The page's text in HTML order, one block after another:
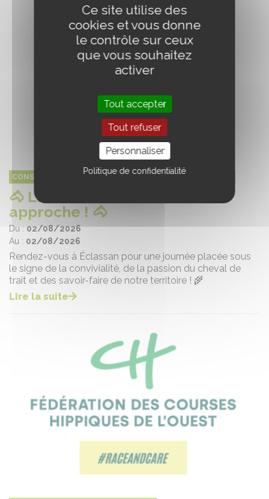
CONSEIL DE LA FILIÈRE CHEVAL AUVERGNE-RHÔNE-ALPES
🐴 La Fête du Cheval de Trait
approche ! 🐴
Du : 02/08/2026
Au : 02/08/2026
Rendez-vous à Éclassan pour une journée placée sous
le signe de la convivialité, de la passion du cheval de
trait et des savoir-faire de notre territoire ! 🌾
Lire la suite
Ce site utilise des
cookies et vous donne
le contrôle sur ceux
que vous souhaitez
activer
Tout accepter
Tout refuser
Personnaliser
Politique de confidentialité